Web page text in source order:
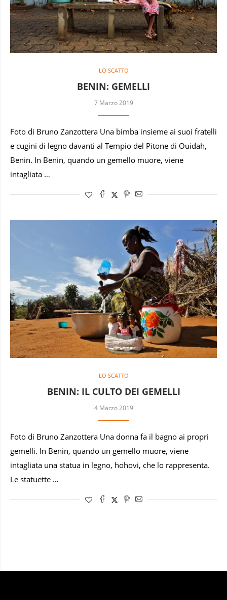
LO SCATTO
BENIN: GEMELLI
7 Marzo 2019
Foto di Bruno Zanzottera Una bimba insieme ai suoi fratelli
e cugini di legno davanti al Tempio del Pitone di Ouidah,
Benin. In Benin, quando un gemello muore, viene
intagliata …
LO SCATTO
BENIN: IL CULTO DEI GEMELLI
4 Marzo 2019
Foto di Bruno Zanzottera Una donna fa il bagno ai propri
gemelli. In Benin, quando un gemello muore, viene
intagliata una statua in legno, hohovi, che lo rappresenta.
Le statuette …